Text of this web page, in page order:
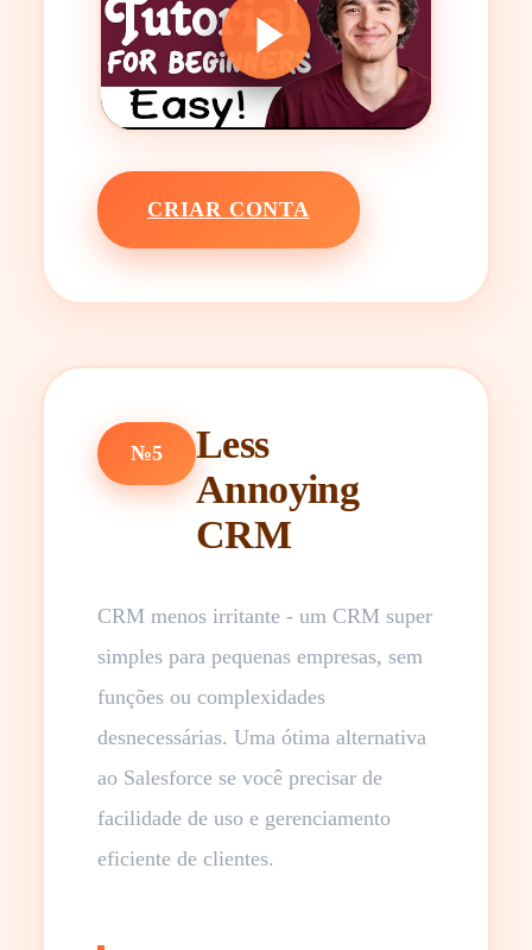
CRIAR CONTA
№5
Less
Annoying
CRM
CRM menos irritante - um CRM super
simples para pequenas empresas, sem
funções ou complexidades
desnecessárias. Uma ótima alternativa
ao Salesforce se você precisar de
facilidade de uso e gerenciamento
eficiente de clientes.